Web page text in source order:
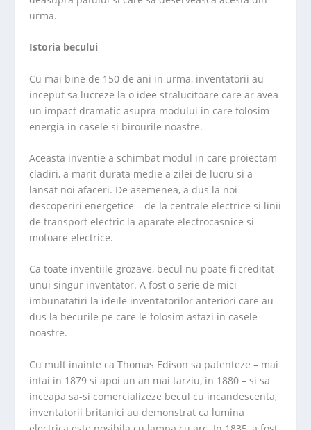
urma.
Istoria becului
Cu mai bine de 150 de ani in urma, inventatorii au
inceput sa lucreze la o idee stralucitoare care ar avea
un impact dramatic asupra modului in care folosim
energia in casele si birourile noastre.
Aceasta inventie a schimbat modul in care proiectam
cladiri, a marit durata medie a zilei de lucru si a
lansat noi afaceri. De asemenea, a dus la noi
descoperiri energetice – de la centrale electrice si linii
de transport electric la aparate electrocasnice si
motoare electrice.
Ca toate inventiile grozave, becul nu poate fi creditat
unui singur inventator. A fost o serie de mici
imbunatatiri la ideile inventatorilor anteriori care au
dus la becurile pe care le folosim astazi in casele
noastre.
Cu mult inainte ca Thomas Edison sa patenteze – mai
intai in 1879 si apoi un an mai tarziu, in 1880 – si sa
inceapa sa-si comercializeze becul cu incandescenta,
inventatorii britanici au demonstrat ca lumina